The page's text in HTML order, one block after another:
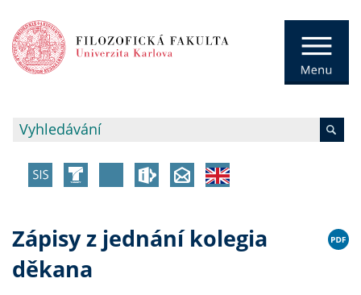
Zápisy z jednání kolegia
děkana